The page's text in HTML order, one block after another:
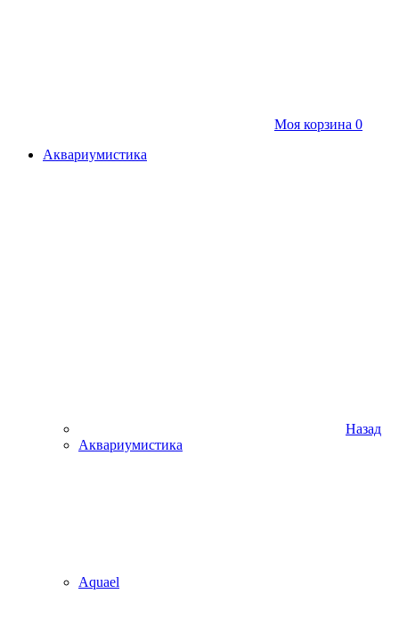
Моя корзина 0
Аквариумистика
Назад
Аквариумистика
Aquael